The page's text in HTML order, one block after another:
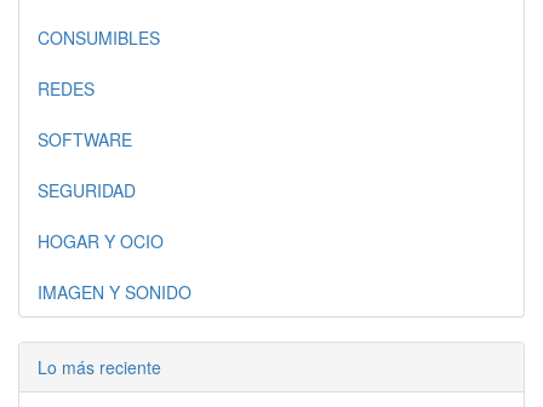
CONSUMIBLES
REDES
SOFTWARE
SEGURIDAD
HOGAR Y OCIO
IMAGEN Y SONIDO
Lo más reciente